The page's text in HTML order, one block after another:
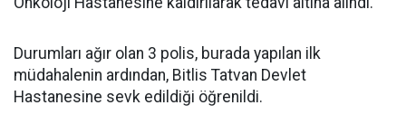
Durumları ağır olan 3 polis, burada yapılan ilk
müdahalenin ardından, Bitlis Tatvan Devlet
Hastanesine sevk edildiği öğrenildi.